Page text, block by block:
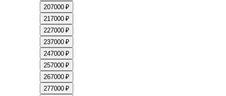
207000 ₽
217000 ₽
227000 ₽
237000 ₽
247000 ₽
257000 ₽
267000 ₽
277000 ₽